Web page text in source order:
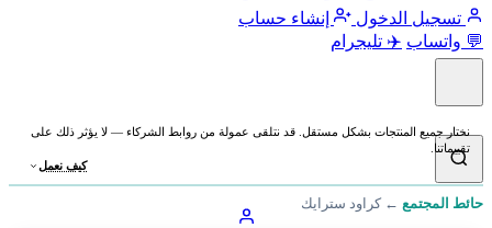
تسجيل الدخول
إنشاء حساب
💬 واتساب ✈️ تليجرام
نختار جميع المنتجات بشكل مستقل. قد نتلقى عمولة من روابط الشركاء — لا يؤثر ذلك على
تقييماتنا.
كيف نعمل
حائط المجتمع ←كراود سترايك